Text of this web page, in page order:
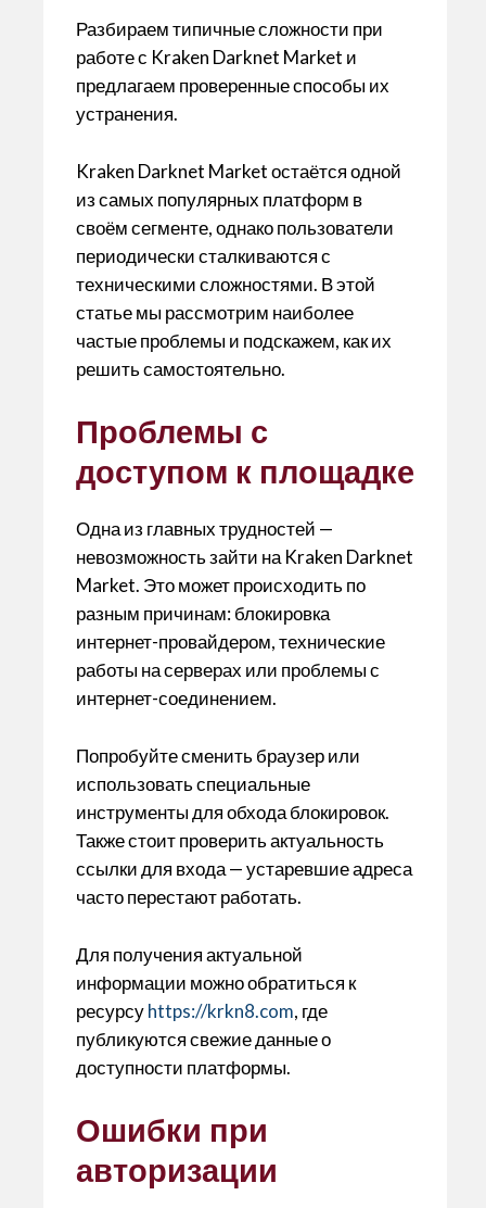
Разбираем типичные сложности при
работе с Kraken Darknet Market и
предлагаем проверенные способы их
устранения.
Kraken Darknet Market остаётся одной
из самых популярных платформ в
своём сегменте, однако пользователи
периодически сталкиваются с
техническими сложностями. В этой
статье мы рассмотрим наиболее
частые проблемы и подскажем, как их
решить самостоятельно.
Проблемы с
доступом к площадке
Одна из главных трудностей —
невозможность зайти на Kraken Darknet
Market. Это может происходить по
разным причинам: блокировка
интернет-провайдером, технические
работы на серверах или проблемы с
интернет-соединением.
Попробуйте сменить браузер или
использовать специальные
инструменты для обхода блокировок.
Также стоит проверить актуальность
ссылки для входа — устаревшие адреса
часто перестают работать.
Для получения актуальной
информации можно обратиться к
ресурсуhttps://krkn8.com, где
публикуются свежие данные о
доступности платформы.
Ошибки при
авторизации